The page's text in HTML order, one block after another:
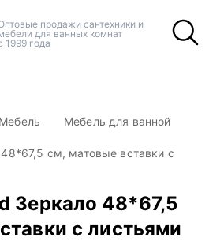
продажи сантехники и
для ванных комнат
1999 года
Мебель
Мебель для ванной
см, матовые вставки с
Зеркало 48*67,5
с листьями